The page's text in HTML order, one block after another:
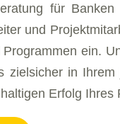
für
und
ein.
ziel­sicher in
Er­folg Ih­res